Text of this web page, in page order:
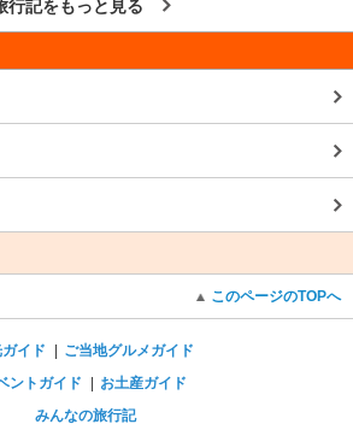
行記をもっと見る
このページのTOPへ
イド
ご当地グルメガイド
ントガイド
お土産ガイド
みんなの旅行記